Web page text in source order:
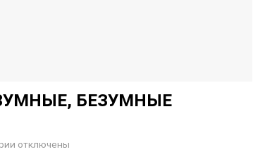
БЕЗУМНЫЕ
отключены